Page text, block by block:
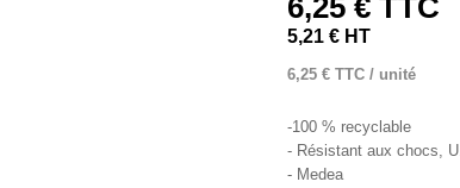
6,25 € TTC
5,21 € HT
6,25 € TTC / unité
-100 % recyclable
- Résistant aux chocs,
- Medea